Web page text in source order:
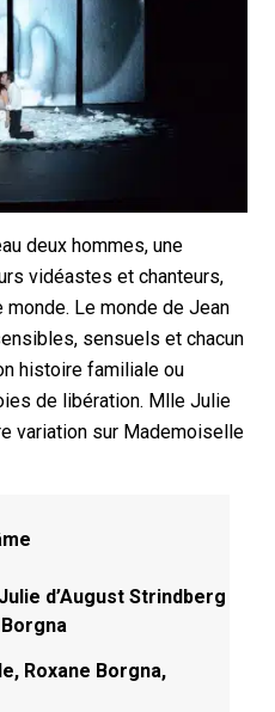
deux hommes, une
vidéastes et chanteurs,
Le monde de Jean
sensuels et chacun
histoire familiale ou
de libération. Mlle Julie
variation sur Mademoiselle
d’August Strindberg
Roxane Borgna,